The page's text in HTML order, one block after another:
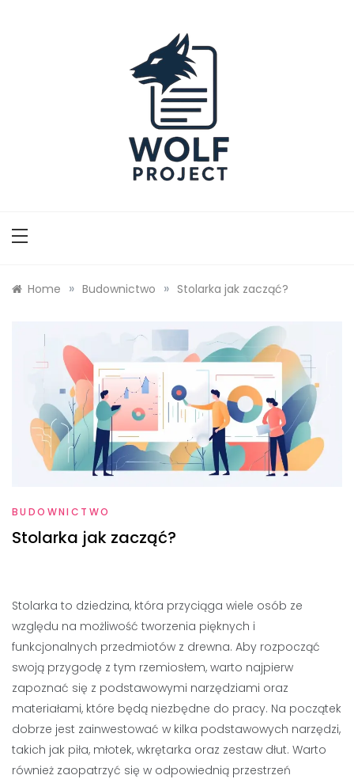
Home » Budownictwo » Stolarka jak zacząć?
BUDOWNICTWO
Stolarka jak zacząć?
Stolarka to dziedzina, która przyciąga wiele osób ze
względu na możliwość tworzenia pięknych i
funkcjonalnych przedmiotów z drewna. Aby rozpocząć
swoją przygodę z tym rzemiosłem, warto najpierw
zapoznać się z podstawowymi narzędziami oraz
materiałami, które będą niezbędne do pracy. Na początek
dobrze jest zainwestować w kilka podstawowych narzędzi,
takich jak piła, młotek, wkrętarka oraz zestaw dłut. Warto
również zaopatrzyć się w odpowiednią przestrzeń